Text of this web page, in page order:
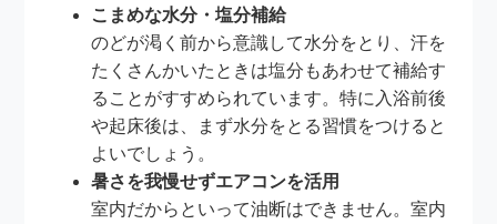
こまめな水分・塩分補給
のどが渇く前から意識して水分をとり、汗を
たくさんかいたときは塩分もあわせて補給す
ることがすすめられています。特に入浴前後
や起床後は、まず水分をとる習慣をつけると
よいでしょう。
暑さを我慢せずエアコンを活用
室内だからといって油断はできません。室内